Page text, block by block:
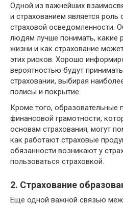
Одной из важнейших
и страхованием является
страховой осведомленности.
людям лучше понимать, какие
жизни и как страхование
этих рисков. Хорошо
вероятностью будут
страховании, выбирая
полисы и покрытие.
Кроме того, образовательные
финансовой грамотности,
основам страхования, могут
как работают страховые
обязанности возникают у
пользоваться страховкой.
2. Страхование
Еще одной важной связью